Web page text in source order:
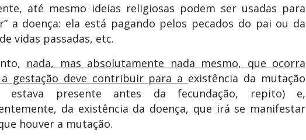
até mesmo ideias religiosas podem ser usadas para
a doença: ela está pagando pelos pecados do pai ou da
vidas passadas, etc.
nada, mas absolutamente nada mesmo, que ocorra
gestação deve contribuir para a existência da mutação
estava presente antes da fecundação, repito) e,
da existência da doença, que irá se manifestar
houver a mutação.